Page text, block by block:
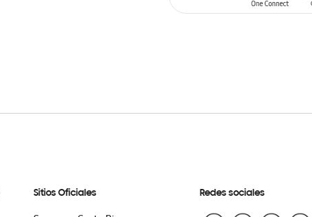
Sitios Oficiales Redes sociales